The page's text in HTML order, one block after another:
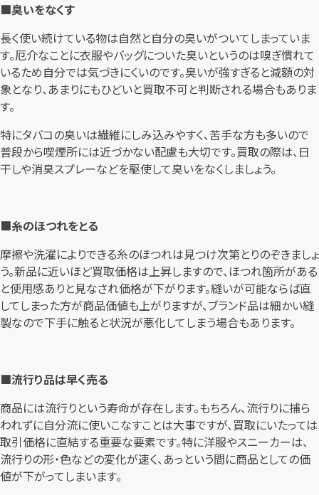
■臭いをなくす
長く使い続けている物は自然と自分の臭いがついてしまっていま
す。厄介なことに衣服やバッグについた臭いというのは嗅ぎ慣れて
いるため自分では気づきにくいのです。臭いが強すぎると減額の対
象となり、あまりにもひどいと買取不可と判断される場合もありま
す。
特にタバコの臭いは繊維にしみ込みやすく、苦手な方も多いので
普段から喫煙所には近づかない配慮も大切です。買取の際は、日
干しや消臭スプレーなどを駆使して臭いをなくしましょう。
■糸のほつれをとる
摩擦や洗濯によりできる糸のほつれは見つけ次第とりのぞきましょ
う。新品に近いほど買取価格は上昇しますので、ほつれ箇所がある
と使用感ありと見なされ価格が下がります。縫いが可能ならば直
してしまった方が商品価値も上がりますが、ブランド品は細かい縫
製なので下手に触ると状況が悪化してしまう場合もあります。
■流行り品は早く売る
商品には流行りという寿命が存在します。もちろん、流行りに捕ら
われずに自分流に使いこなすことは大事ですが、買取にいたっては
取引価格に直結する重要な要素です。特に洋服やスニーカーは、
流行りの形・色などの変化が速く、あっという間に商品としての価
値が下がってしまいます。